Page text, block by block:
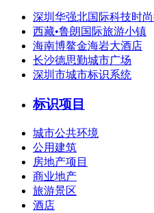
深圳华强北国际科技时
西藏•鲁朗国际旅游小镇
海南博鳌金海岩大酒店
长沙德思勤城市广场
深圳市城市标识系统
标识项目
城市公共环境
公用建筑
房地产项目
商业地产
旅游景区
酒店